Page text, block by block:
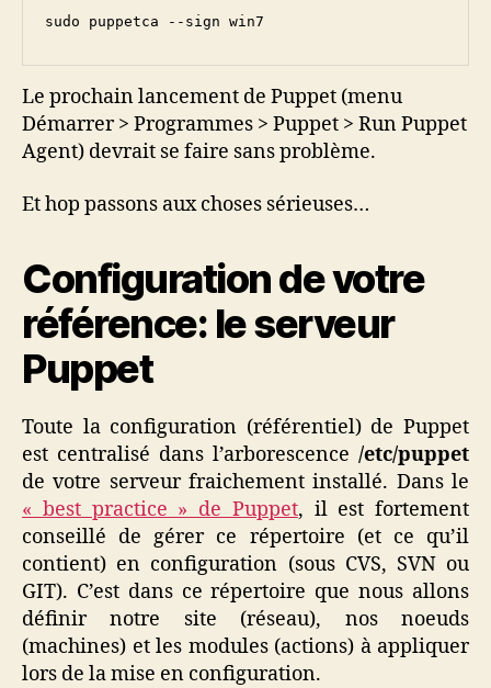
sudo puppetca --sign win7
Le prochain lancement de Puppet (menu
Démarrer > Programmes > Puppet > Run Puppet
Agent) devrait se faire sans problème.
Et hop passons aux choses sérieuses…
Configuration de votre
référence: le serveur
Puppet
Toute la configuration (référentiel) de Puppet
est centralisé dans l’arborescence /etc/puppet
de votre serveur fraichement installé. Dans le
« best practice » de Puppet, il est fortement
conseillé de gérer ce répertoire (et ce qu’il
contient) en configuration (sous CVS, SVN ou
GIT). C’est dans ce répertoire que nous allons
définir notre site (réseau), nos noeuds
(machines) et les modules (actions) à appliquer
lors de la mise en configuration.